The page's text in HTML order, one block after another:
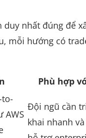
duy nhất đúng để
mỗi hướng có
Phù hợp
AWS
Đội ngũ cần
khai nhanh